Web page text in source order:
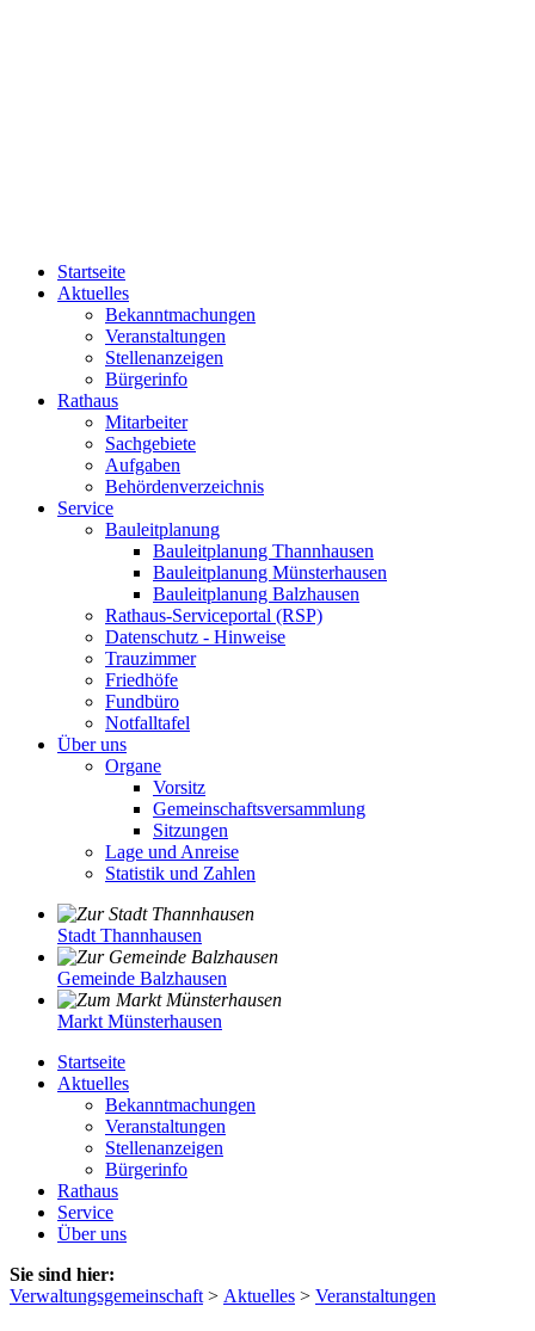
Startseite
Aktuelles
Bekanntmachungen
Veranstaltungen
Stellenanzeigen
Bürgerinfo
Rathaus
Mitarbeiter
Sachgebiete
Aufgaben
Behördenverzeichnis
Service
Bauleitplanung
Bauleitplanung Thannhausen
Bauleitplanung Münsterhausen
Bauleitplanung Balzhausen
Rathaus-Serviceportal (RSP)
Datenschutz - Hinweise
Trauzimmer
Friedhöfe
Fundbüro
Notfalltafel
Über uns
Organe
Vorsitz
Gemeinschaftsversammlung
Sitzungen
Lage und Anreise
Statistik und Zahlen
Stadt Thannhausen
Gemeinde Balzhausen
Markt Münsterhausen
Startseite
Aktuelles
Bekanntmachungen
Veranstaltungen
Stellenanzeigen
Bürgerinfo
Rathaus
Service
Über uns
Sie sind hier:
Verwaltungsgemeinschaft > Aktuelles > Veranstaltungen